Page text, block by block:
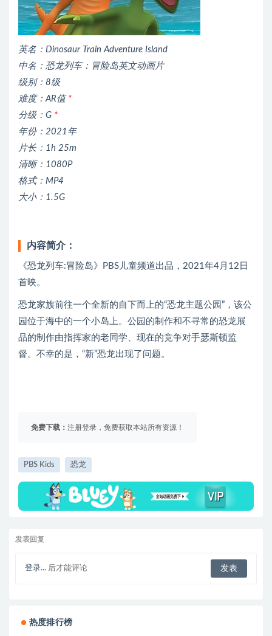
英名：Dinosaur Train Adventure Island
中名：恐龙列车：冒险岛英文动画片
级别：8级
难度：AR值 *
分级：G *
年份：2021年
片长：1h 25m
清晰：1080P
格式：MP4
大小：1.5G
内容简介：
《恐龙列车:冒险岛》PBS儿童频道出品，2021年4月12日
首映。
恐龙家族前往一个全新的自下而上的“恐龙主题公园”，该公
园位于海中的一个小岛上。公园的制作和不寻常的恐龙展
品的制作由指挥家的老同学、现在的竞争对手瑟斯顿监
督。不幸的是，“新”恐龙出现了问题。
免费下载： 注册登录，免费获取本站所有资源！
PBS Kids 恐龙
发表回复
登录... 后才能评论
热度排行榜